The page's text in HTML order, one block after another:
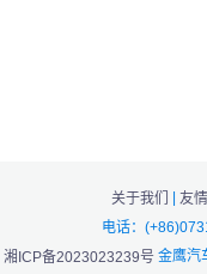
关于我们 | 友
电话：
湘ICP备2023023239号 金鹰汽